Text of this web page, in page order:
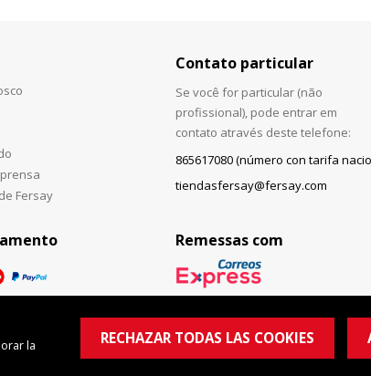
Fersay
Contato particular
Se você for particular (não
profissional), pode entrar em
contato através deste telefone:
865617080 (número con tarifa
tiendasfersay@fersay.com
Remessas com
la
RECHAZAR TODAS LAS COOKIES